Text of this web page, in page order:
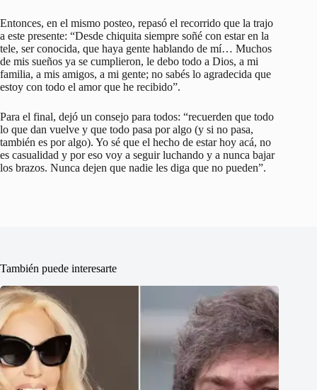
Entonces, en el mismo posteo, repasó el recorrido que la trajo
a este presente: “Desde chiquita siempre soñé con estar en la
tele, ser conocida, que haya gente hablando de mí… Muchos
de mis sueños ya se cumplieron, le debo todo a Dios, a mi
familia, a mis amigos, a mi gente; no sabés lo agradecida que
estoy con todo el amor que he recibido”.
Para el final, dejó un consejo para todos: “recuerden que todo
lo que dan vuelve y que todo pasa por algo (y si no pasa,
también es por algo). Yo sé que el hecho de estar hoy acá, no
es casualidad y por eso voy a seguir luchando y a nunca bajar
los brazos. Nunca dejen que nadie les diga que no pueden”.
También puede interesarte